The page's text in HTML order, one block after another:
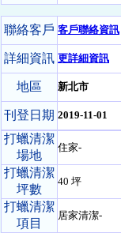
聯絡客戶 客戶聯絡資訊
詳細資訊 更詳細資訊
地區 新北市
刊登日期 2019-11-01
打蠟清潔
場地
住家-
打蠟清潔
坪數
40 坪
打蠟清潔
項目
居家清潔-